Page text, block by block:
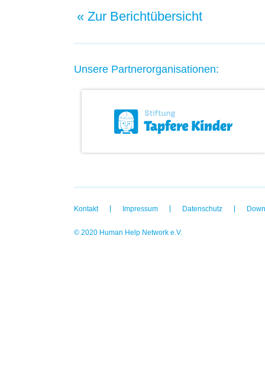
« Zur Berichtübersicht
Unsere Partnerorganisationen:
Kontakt Impressum Datenschutz
© 2020 Human Help Network e.V.